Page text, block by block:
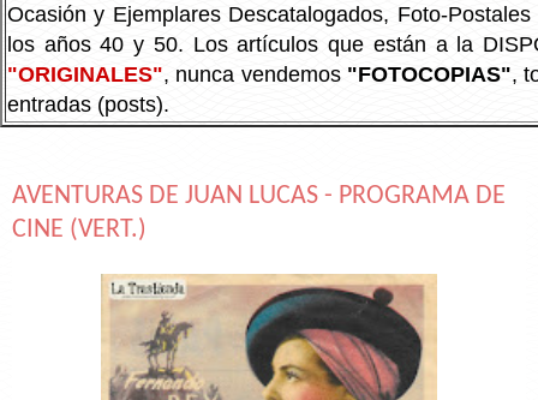
Ocasión y Ejemplares Descatalogados, Foto-
los años 40 y 50. Los artículos que están a la
"ORIGINALES", nunca vendemos "FOTOCOPIAS",
entradas (posts).
AVENTURAS DE JUAN LUCAS - PROGRAMA DE
CINE (VERT.)